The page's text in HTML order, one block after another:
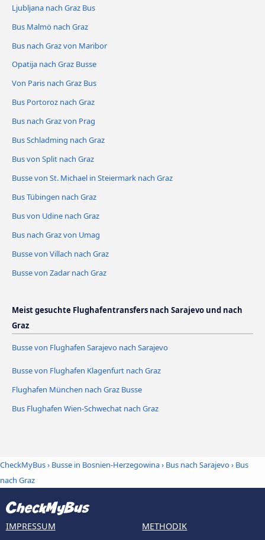
Ljubljana nach Graz Bus
Bus Malmö nach Graz
Bus nach Graz von Maribor
Opatija nach Graz Busse
Von Paris nach Graz Bus
Bus Portoroz nach Graz
Bus nach Graz von Prag
Bus Schladming nach Graz
Bus von Split nach Graz
Busse von St. Michael in Steiermark nach Graz
Bus Tübingen nach Graz
Bus von Udine nach Graz
Bus nach Graz von Umag
Busse von Villach nach Graz
Busse von Zadar nach Graz
Meist gesuchte Flughafentransfers nach Sarajevo und nach
Graz
Busse von Flughafen Sarajevo nach Sarajevo
Busse von Flughafen Klagenfurt nach Graz
Flughafen München nach Graz Busse
Bus Flughafen Wien-Schwechat nach Graz
CheckMyBus› Busse in Bosnien-Herzegowina› Bus nach Sarajevo› Bus
nach Graz
IMPRESSUM
METHODIK